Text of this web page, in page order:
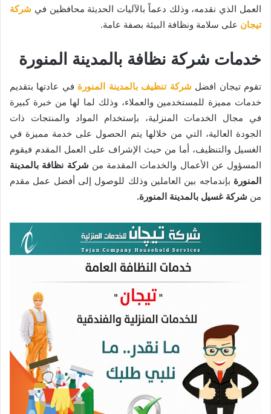
العمل الذي نقدمه، وذلك دعماً بالآليات الحديثة محافظين في شركة
تيجان على سلامة ونظافة البيئة بصفة عامة.
خدمات شركة نظافة بالمدينة المنورة
تقوم تيجان افضل شركة تنظيف بالمدينة المنورة في عادتها بتقديم
خدمات مميزة للمستخدمين والعملاء، وذلك لما لها من خبرة كبيرة
في مجال الخدمات المنزلية، بإستخدام المواد والمنتجات ذات
الجودة العالية، التي من خلالها يتم الحصول على خدمة مميزة في
الغسيل والتنظيف، أما من حيث الإشراف على العمل المقدم فيقوم
المسؤول عن الأعمال والخدمات المقدمة من شركة نظافة بالمدينة
المنورة بإندماجه بين العاملين وذلك للوصول إلى أفضل عمل مقدم
من شركة غسيل بالمدينة المنورة.